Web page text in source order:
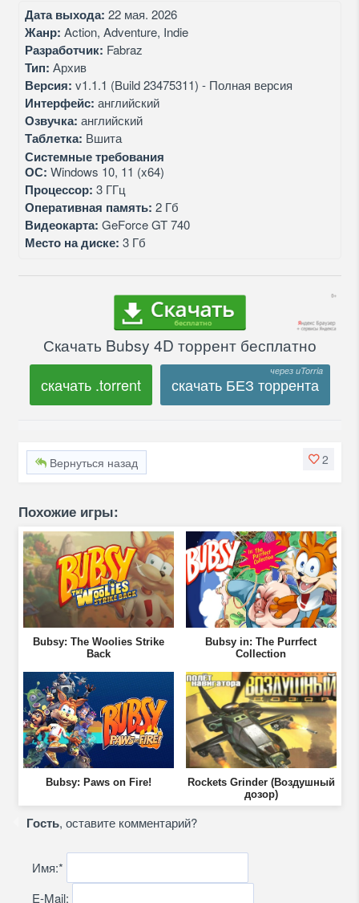
Дата выхода: 22 мая. 2026
Жанр: Action, Adventure, Indie
Разработчик: Fabraz
Тип: Архив
Версия: v1.1.1 (Build 23475311) - Полная версия
Интерфейс: английский
Озвучка: английский
Таблетка: Вшита
Системные требования
ОС: Windows 10, 11 (x64)
Процессор: 3 ГГц
Оперативная память: 2 Гб
Видеокарта: GeForce GT 740
Место на диске: 3 Гб
Скачать Bubsy 4D торрент бесплатно
скачать .torrent скачать БЕЗ торрента
2
Вернуться назад
Похожие игры:
Bubsy: The Woolies Strike
Back
Bubsy in: The Purrfect
Collection
Bubsy: Paws on Fire!
Rockets Grinder (Воздушный
дозор)
Гость, оставите комментарий?
Имя:*
E-Mail: